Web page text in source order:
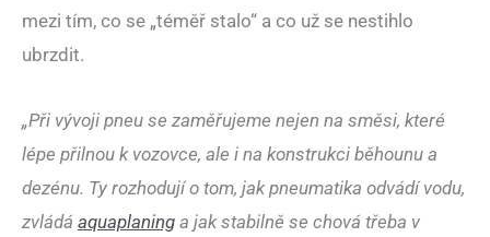
mezi tím, co se „téměř stalo“ a co už se nestihlo
ubrzdit.
„Při vývoji pneu se zaměřujeme nejen na směsi, které
lépe přilnou k vozovce, ale i na konstrukci běhounu a
dezénu. Ty rozhodují o tom, jak pneumatika odvádí vodu,
zvládá aquaplaning a jak stabilně se chová třeba v